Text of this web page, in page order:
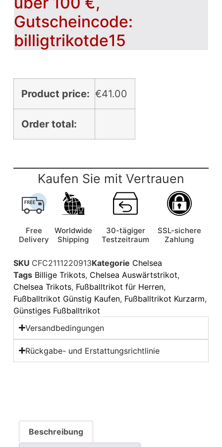
Gutscheincode:
billigtrikotde15
Product price: €41.00
Order total:
Kaufen Sie mit Vertrauen
Free
Delivery
Worldwide
Shipping
30-tägiger
Testzeitraum
SSL-sichere
Zahlung
SKU CFC2111220913Kategorie Chelsea
Tags Billige Trikots, Chelsea Auswärtstrikot,
Chelsea Trikots, Fußballtrikot für Herren,
Fußballtrikot Günstig Kaufen, Fußballtrikot Kurzarm,
Günstiges Fußballtrikot
Versandbedingungen
Rückgabe- und Erstattungsrichtlinie
Beschreibung